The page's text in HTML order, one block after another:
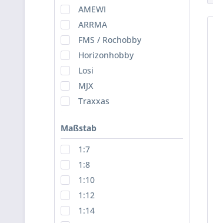
AMEWI
ARRMA
FMS / Rochobby
Horizonhobby
Losi
MJX
Traxxas
Maßstab
1:7
1:8
1:10
1:12
1:14